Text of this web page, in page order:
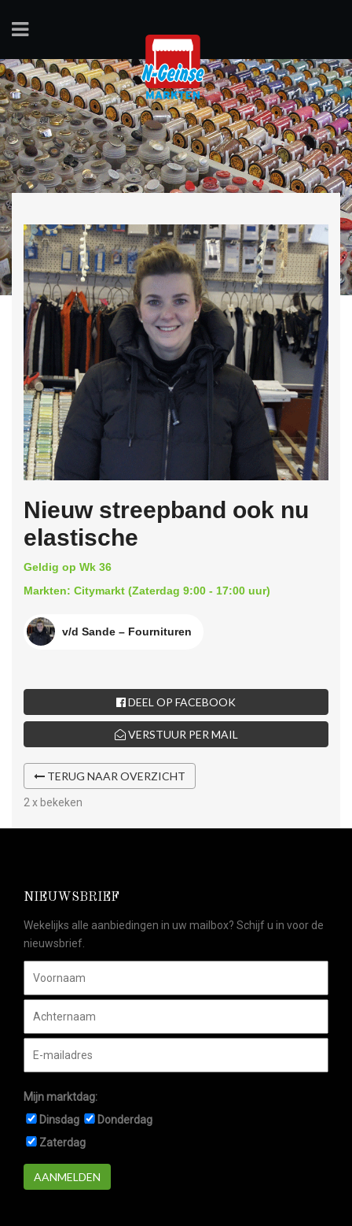
Nieuw streepband ook nu
elastische
Geldig op Wk 36
Markten: Citymarkt (Zaterdag 9:00 - 17:00 uur)
v/d Sande – Fournituren
DEEL OP FACEBOOK
VERSTUUR PER MAIL
TERUG NAAR OVERZICHT
2 x bekeken
NIEUWSBRIEF
Wekelijks alle aanbiedingen in uw mailbox? Schijf u in voor de
nieuwsbrief.
Mijn marktdag:
Dinsdag
Donderdag
Zaterdag
AANMELDEN